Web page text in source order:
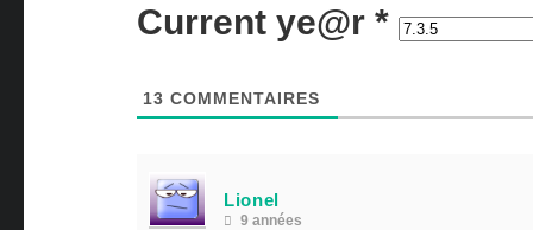
Current ye@r *
13 COMMENTAIRES
Lionel
9 années